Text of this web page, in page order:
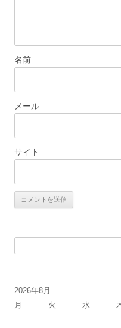
名前
メール
サイト
2026年8月
月
火 水